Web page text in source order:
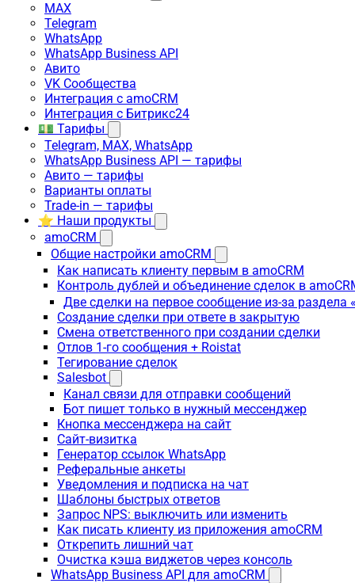
MAX
Telegram
WhatsApp
WhatsApp Business API
Авито
VK Сообщества
Интеграция с amoCRM
Интеграция с Битрикс24
💵 Тарифы
Telegram, MAX, WhatsApp
WhatsApp Business API — тарифы
Авито — тарифы
Варианты оплаты
Trade-in — тарифы
⭐ Наши продукты
amoCRM
Общие настройки amoCRM
Как написать клиенту первым в amoCRM
Контроль дублей и объединение сделок в
Две сделки на первое сообщение из-за раздела
Создание сделки при ответе в закрытую
Смена ответственного при создании сделки
Отлов 1-го сообщения + Roistat
Тегирование сделок
Salesbot
Канал связи для отправки сообщений
Бот пишет только в нужный мессенджер
Кнопка мессенджера на сайт
Сайт-визитка
Генератор ссылок WhatsApp
Реферальные анкеты
Уведомления и подписка на чат
Шаблоны быстрых ответов
Запрос NPS: выключить или изменить
Как писать клиенту из приложения amoCRM
Открепить лишний чат
Очистка кэша виджетов через консоль
WhatsApp Business API для amoCRM